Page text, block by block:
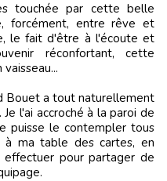
forcément, entre rêve et
le fait d'être à l'écoute et
réconfortant, cette
Bouet a tout naturellement
l'ai accroché à la paroi de
puisse le contempler tous
à ma table des cartes, en
pour partager de